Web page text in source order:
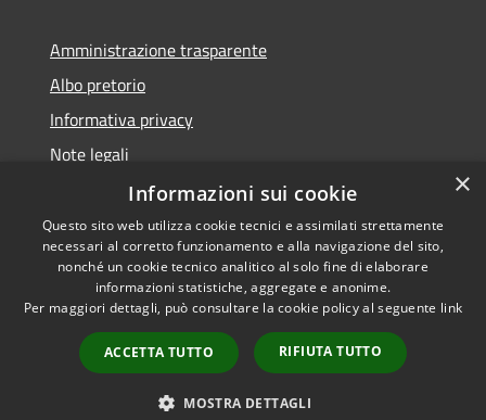
Amministrazione trasparente
Albo pretorio
Informativa privacy
Note legali
Dichiarazione di accessibilità
RSS
Accessibilità
Copyright © 2026 • Comune di
Municipium•
Accesso
redazione
×
Informazioni sui cookie
Questo sito web utilizza cookie tecnici e assimilati strettamente
necessari al corretto funzionamento e alla navigazione del sito,
nonché un cookie tecnico analitico al solo fine di elaborare
informazioni statistiche, aggregate e anonime.
Per maggiori dettagli, può consultare la cookie policy al seguente link
ACCETTA TUTTO RIFIUTA TUTTO
MOSTRA DETTAGLI